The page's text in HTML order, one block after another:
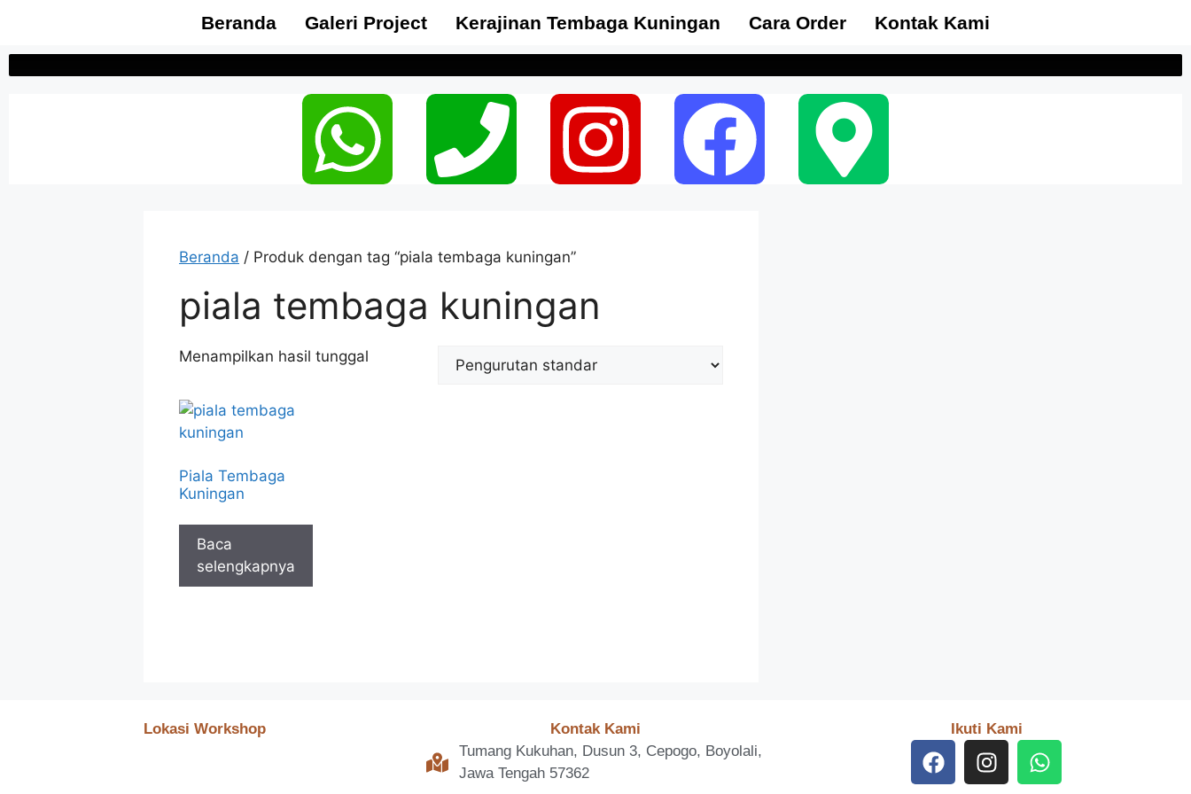
Beranda Galeri Project Kerajinan Tembaga Kuningan Cara Order Kontak Kami
Beranda / Produk dengan tag “piala tembaga kuningan”
piala tembaga kuningan
Menampilkan hasil tunggal
Piala Tembaga
Kuningan
Baca
selengkapnya
Lokasi Workshop
Kontak Kami
Tumang Kukuhan, Dusun 3, Cepogo, Boyolali,
Jawa Tengah 57362
Ikuti Kami